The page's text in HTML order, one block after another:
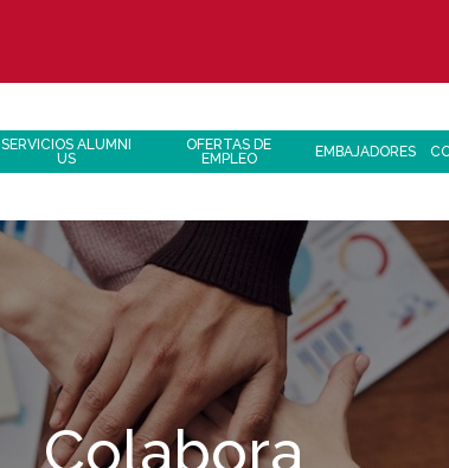
SERVICIOS ALUMNI
US
OFERTAS DE
EMPLEO
EMBAJADORES
Colabora